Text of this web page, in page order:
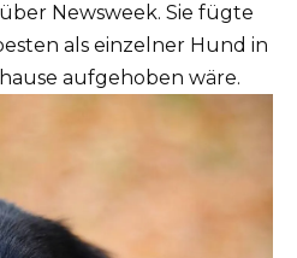
Newsweek. Sie fügte
als einzelner Hund in
aufgehoben wäre.